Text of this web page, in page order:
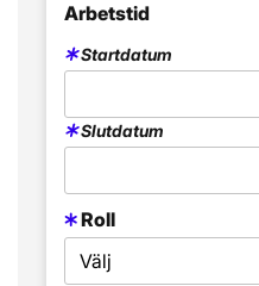
Arbetstid
Startdatum
Slutdatum
Roll